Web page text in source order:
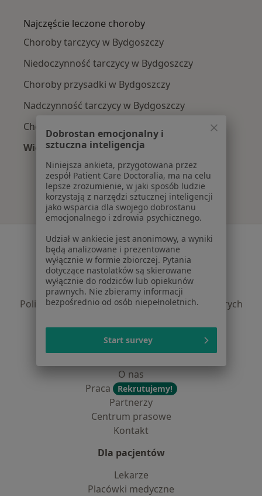
Najczęście leczone choroby
Choroby tarczycy w Bydgoszczy
Niedoczynność tarczycy w Bydgoszczy
Choroby przysadki w Bydgoszczy
Nadczynność tarczycy w Bydgoszczy
Choroby endokrynologiczne w Bydgoszczy
Więcej (15)
Więcej w kategorii: Najczęście leczone
Serwis
Regulamin
Polityka prywatności pacjentów
Polityka prywatności profesjonalistów
Polityka prywatności dla profesjonalistów, których
Jak działają wyniki wyszukiwania
O nas
Praca
Rekrutujemy!
Partnerzy
Centrum prasowe
Kontakt
Dla pacjentów
Lekarze
Placówki medyczne
Dobrostan emocjonalny i
sztuczna inteligencja
Niniejsza ankieta, przygotowana przez
zespół Patient Care Doctoralia, ma na celu
lepsze zrozumienie, w jaki sposób ludzie
korzystają z narzędzi sztucznej inteligencji
jako wsparcia dla swojego dobrostanu
emocjonalnego i zdrowia psychicznego.
Udział w ankiecie jest anonimowy, a wyniki
będą analizowane i prezentowane
wyłącznie w formie zbiorczej. Pytania
dotyczące nastolatków są skierowane
wyłącznie do rodziców lub opiekunów
prawnych. Nie zbieramy informacji
bezpośrednio od osób niepełnoletnich.
Start survey